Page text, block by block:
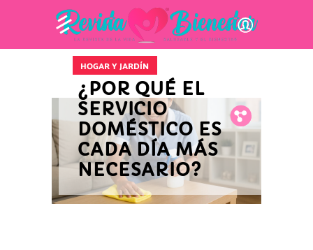
Fb.
Tw.
Pin.
HOGAR Y JARDÍN
¿POR QUÉ EL
SERVICIO
DOMÉSTICO ES
CADA DÍA MÁS
NECESARIO?